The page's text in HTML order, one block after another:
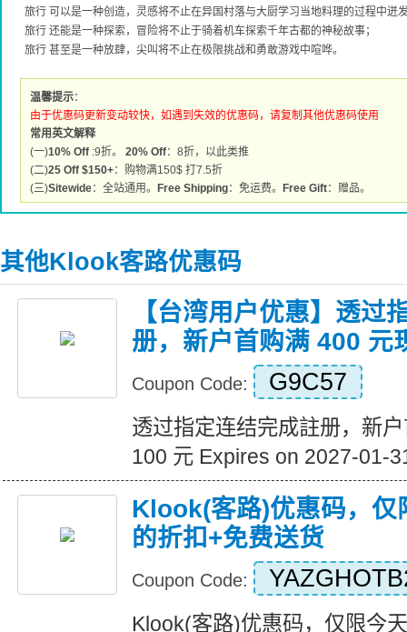
旅行 可以是一种创造，灵感将不止在异国村落与大厨学习当地料理的过程中迸
旅行 还能是一种探索，冒险将不止于骑着机车探索千年古都的神秘故事；
旅行 甚至是一种放肆，尖叫将不止在极限挑战和勇敢游戏中喧哗。
温馨提示：
由于优惠码更新变动较快，如遇到失效的优惠码，请复制其他优惠码使用
常用英文解释
(一)10% Off :9折。 20% Off：8折，以此类推
(二)25 Off $150+：购物满150$ 打7.5折
(三)Sitewide：全站通用。 Free Shipping：免运费。 Free Gift：赠品。
其他Klook客路优惠码
【台湾用户优惠】透过
册，新户首购满 400 元
Coupon Code: G9C57
透过指定连结完成註册，新
100 元 Expires on 2027-01-
Klook(客路)优惠码，仅
的折扣+免费送货
Coupon Code:
Klook(客路)优惠码，仅限今